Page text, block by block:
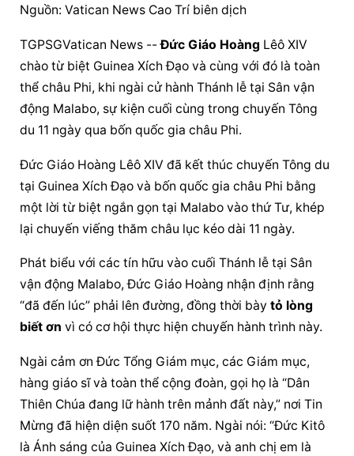
Nguồn: Vatican News Cao Trí biên dịch
TGPSGVatican News -- Đức Giáo Hoàng Lêô XIV
chào từ biệt Guinea Xích Đạo và cùng với đó là toàn
thể châu Phi, khi ngài cử hành Thánh lễ tại Sân vận
động Malabo, sự kiện cuối cùng trong chuyến Tông
du 11 ngày qua bốn quốc gia châu Phi.
Đức Giáo Hoàng Lêô XIV đã kết thúc chuyến Tông du
tại Guinea Xích Đạo và bốn quốc gia châu Phi bằng
một lời từ biệt ngắn gọn tại Malabo vào thứ Tư, khép
lại chuyến viếng thăm châu lục kéo dài 11 ngày.
Phát biểu với các tín hữu vào cuối Thánh lễ tại Sân
vận động Malabo, Đức Giáo Hoàng nhận định rằng
“đã đến lúc” phải lên đường, đồng thời bày tỏ lòng
biết ơn vì có cơ hội thực hiện chuyến hành trình này.
Ngài cảm ơn Đức Tổng Giám mục, các Giám mục,
hàng giáo sĩ và toàn thể cộng đoàn, gọi họ là “Dân
Thiên Chúa đang lữ hành trên mảnh đất này,” nơi Tin
Mừng đã hiện diện suốt 170 năm. Ngài nói: “Đức Kitô
là Ánh sáng của Guinea Xích Đạo, và anh chị em là